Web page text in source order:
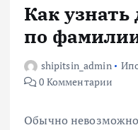
Как узнать
по
shipitsin_admin
0 Комментарии
Обычно невозможно